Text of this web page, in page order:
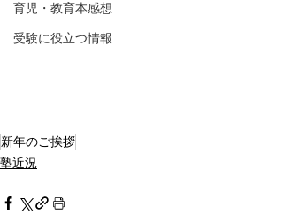
育児・教育本感想
受験に役立つ情報
新年のご挨拶
塾近況